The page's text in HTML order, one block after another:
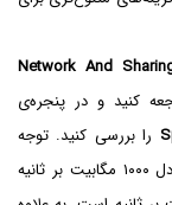
Network And
کنید و در پنجره‌ی
را بررسی کنید. توجه
به معنی ۱ گیگابیت بر ثانیه و معادل ۱۰۰۰ مگابیت بر ثانیه